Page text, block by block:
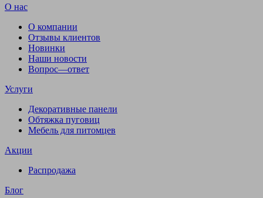
О нас
О компании
Отзывы клиентов
Новинки
Наши новости
Вопрос—ответ
Услуги
Декоративные панели
Обтяжка пуговиц
Мебель для питомцев
Акции
Распродажа
Блог